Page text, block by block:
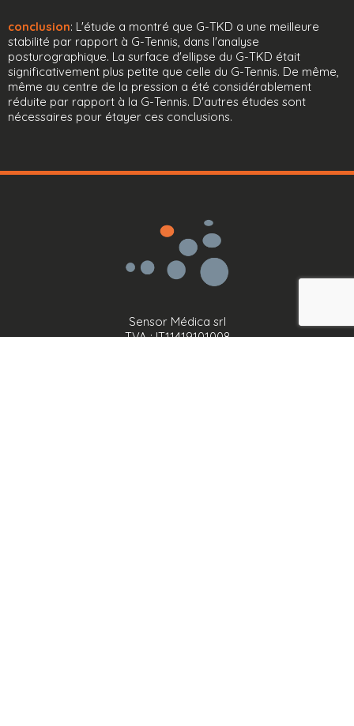
conclusion: L'étude a montré que G-TKD a une meilleure
stabilité par rapport à G-Tennis, dans l'analyse
posturographique. La surface d'ellipse du G-TKD était
significativement plus petite que celle du G-Tennis. De même,
même au centre de la pression a été considérablement
réduite par rapport à la G-Tennis. D'autres études sont
nécessaires pour étayer ces conclusions.
Sensor Médica srl
TVA : IT11419101008